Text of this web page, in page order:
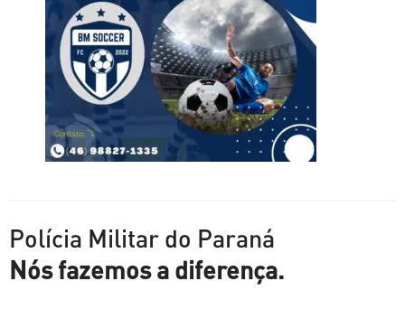
Polícia Militar do Paraná
Nós fazemos a diferença.